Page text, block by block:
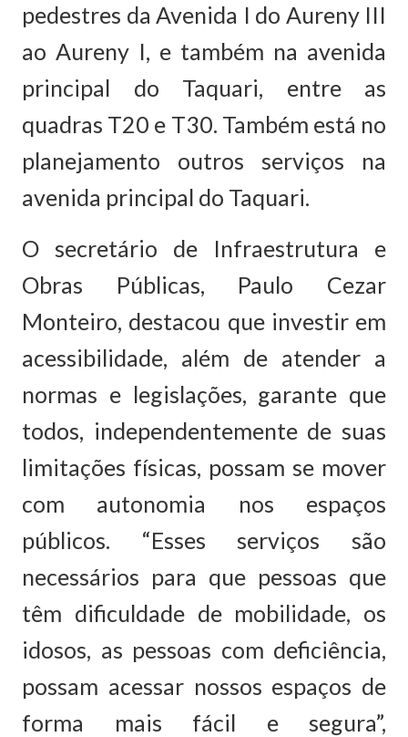
pedestres da Avenida I do Aureny III
ao Aureny I, e também na avenida
principal do Taquari, entre as
quadras T20 e T30. Também está no
planejamento outros serviços na
avenida principal do Taquari.
O secretário de Infraestrutura e
Obras Públicas, Paulo Cezar
Monteiro, destacou que investir em
acessibilidade, além de atender a
normas e legislações, garante que
todos, independentemente de suas
limitações físicas, possam se mover
com autonomia nos espaços
públicos. “Esses serviços são
necessários para que pessoas que
têm dificuldade de mobilidade, os
idosos, as pessoas com deficiência,
possam acessar nossos espaços de
forma mais fácil e segura”,